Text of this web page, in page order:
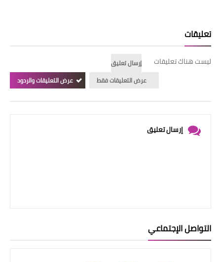
تعليقات
ليست هناك تعليقات
إرسال تعليق
عرض التعليقات فقط
عرض التعليقات والردود
إرسال تعليق
التواصل الإجتماعي